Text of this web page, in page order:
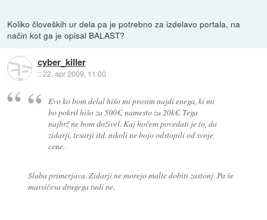
Koliko človeških ur dela pa je potrebno za izdelavo portala, na
način kot ga je opisal BALAST?
cyber_killer
::22. apr 2009, 11:00
Evo ko bom delal hišo mi prosim najdi enega, ki mi
bo pokril hišo za 500€, namesto za 20k€. Tega
najbrž ne bom doživel. Kaj hočem povedati je to, da
zidarji, tesarji itd. nikoli ne bojo odstopili od svoje
cene.
Slaba primerjava. Zidarji ne morejo malte dobiti zastonj. Pa še
marsičesa drugega tudi ne.